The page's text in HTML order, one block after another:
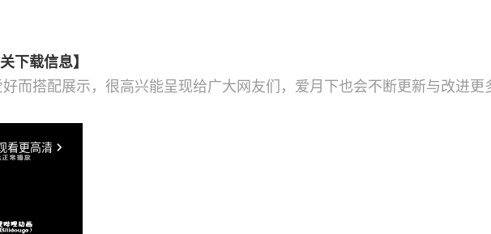
下载信息】
而搭配展示，很高兴能呈现给广大网友们，爱月下也会不断更新与改进更